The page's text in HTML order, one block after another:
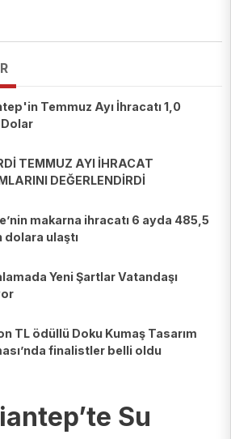
Temmuz Ayı İhracatı 1,0
TEMMUZ AYI İHRACAT
DEĞERLENDİRDİ
makarna ihracatı 6 ayda 485,5
dolara ulaştı
Yeni Şartlar Vatandaşı
TL ödüllü Doku Kumaş Tasarım
finalistler belli oldu
Su